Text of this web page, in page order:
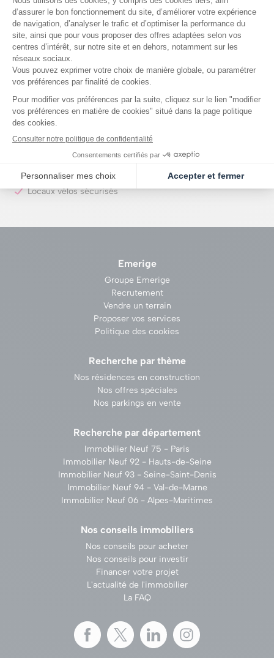
Parquet stratifié dans les pièces sèches
Carrelage 45 x 45 cm et faïence à hauteur d’huisserie dans
les pièces humides
Meuble vasque, pare-douche, sèche-serviettes
Accès sécurisé avec vidéophone et badge Vigik®
Résidence clôturée, parkings en sous-sol
Porte palière blindée certifiée A2P*
Locaux vélos sécurisés
Emerige
Groupe Emerige
Recrutement
Vendre un terrain
Proposer vos services
Politique des cookies
Recherche par thème
Nos résidences en construction
Nos offres spéciales
Nos parkings en vente
Recherche par département
Immobilier Neuf 75 - Paris
Immobilier Neuf 92 - Hauts-de-Seine
Immobilier Neuf 93 - Seine-Saint-Denis
Immobilier Neuf 94 - Val-de-Marne
Immobilier Neuf 06 - Alpes-Maritimes
Nos conseils immobiliers
Nos conseils pour acheter
Nos conseils pour investir
Financer votre projet
L'actualité de l'immobilier
La FAQ